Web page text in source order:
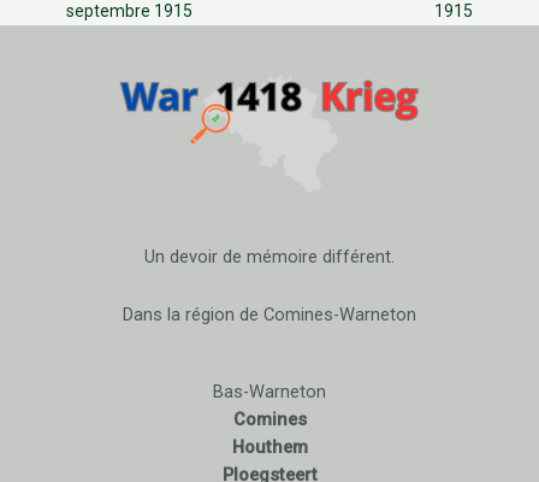
septembre 1915
1915
Un devoir de mémoire différent.
Dans la région de Comines-Warneton
Bas-Warneton
Comines
Houthem
Ploegsteert